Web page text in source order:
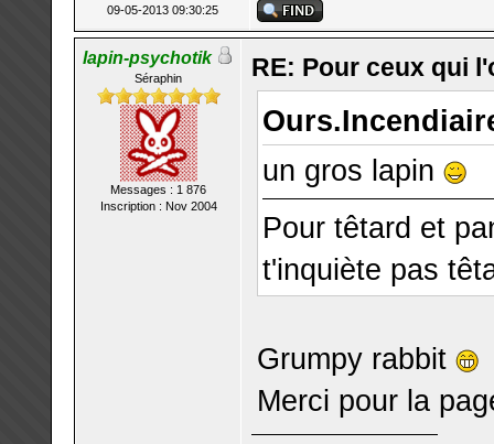
09-05-2013 09:30:25
lapin-psychotik
Séraphin
Messages : 1 876
Inscription : Nov 2004
RE: Pour ceux qui
un gros lapin
Pour têtard et
t'inquiète pas
Grumpy rabbit
Merci pour la